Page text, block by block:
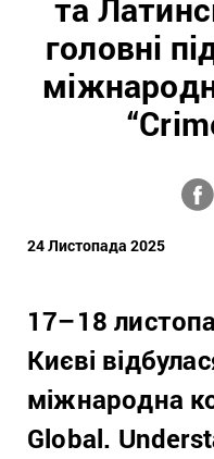
та
головні
24 Листопада 2025
17–18
Києві
міжнародна
Global.